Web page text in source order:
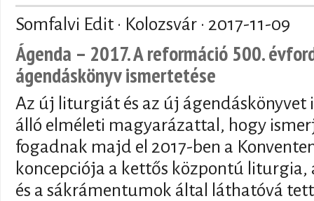
Somfalvi Edit · Kolozsvár · 2017-11-09
Ágenda – 2017. A reformáció 500.
ágendáskönyv ismertetése
Az új liturgiát és az új ágendáskönyvet
álló elméleti magyarázattal, hogy
fogadnak majd el 2017-ben a
koncepciója a kettős központú liturgia,
és a sákrámentumok által láthatóvá